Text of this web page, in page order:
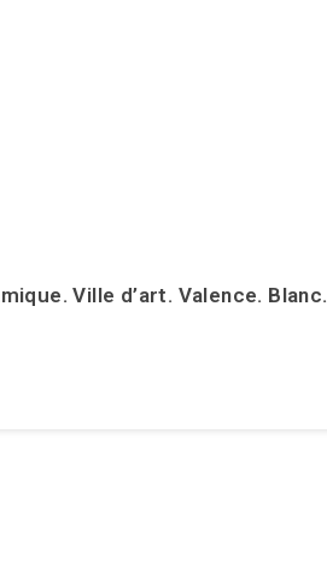
Ville d’art. Valence. Blanc.